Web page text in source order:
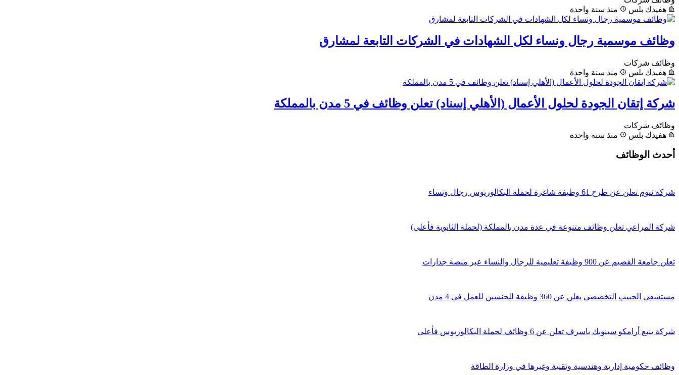
هفيدك بلس
منذ سنة واحدة
وظائف موسمية رجال ونساء لكل الشهادات في الشركات التابعة لمشارق
وظائف شركات
هفيدك بلس
منذ سنة واحدة
شركة إتقان الجودة لحلول الأعمال (الأهلي إسناد) تعلن وظائف في 5 مدن بالمملكة
وظائف شركات
هفيدك بلس
منذ سنة واحدة
أحدث الوظائف
شركة نيوم تعلن عن طرح 61 وظيفة شاغرة لحملة البكالوريوس رجال ونساء
شركة المراعي تعلن وظائف متنوعة في عدة مدن بالمملكة (لحملة الثانوية فأعلى)
تعلن جامعة القصيم عن 900 وظيفة تعليمية للرجال والنساء عبر منصة جدارات
مستشفى الحبيب التخصصي يعلن عن 360 وظيفة للجنسين للعمل في 4 مدن
شركة ينبع أرامكو سينوبك ياسرف تعلن عن 6 وظائف لحملة البكالوريوس فأعلى
وظائف حكومية إدارية وهندسية وتقنية وغيرها في وزارة الطاقة